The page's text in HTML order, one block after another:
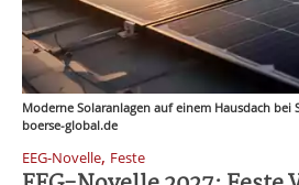
Moderne Solaranlagen auf einem Hausdach
boerse-global.de
EEG-Novelle, Feste